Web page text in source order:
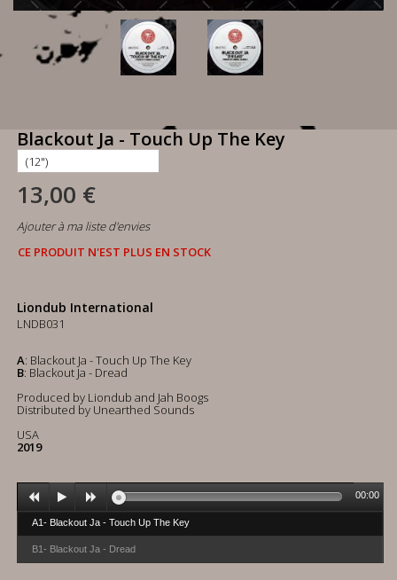
Blackout Ja - Touch Up The Key
13,00 €
Ajouter à ma liste d'envies
CE PRODUIT N'EST PLUS EN STOCK
Liondub International
LNDB031
A: Blackout Ja - Touch Up The Key
B: Blackout Ja - Dread
Produced by Liondub and Jah Boogs
Distributed by Unearthed Sounds
USA
2019
A1- Blackout Ja - Touch Up The Key
B1- Blackout Ja - Dread
00:00